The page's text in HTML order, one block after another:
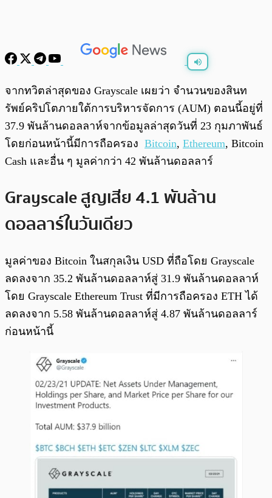
พร้อมเล่น /0:00
จากทวิตล่าสุดของ Grayscale เผยว่า จำนวนของสินท
รัพย์คริปโตภายใต้การบริหารจัดการ (AUM) ตอนนี้อยู่ที่
37.9 พันล้านดอลลาห์จากข้อมูลล่าสุดวันที่ 23 กุมภาพันธ์
โดยก่อนหน้านี้มีการถือครอง Bitcoin, Ethereum, Bitcoin
Cash และอื่น ๆ มูลค่ากว่า 42 พันล้านดอลลาร์
Grayscale สูญเสีย 4.1 พันล้าน
ดอลลาร์ในวันเดียว
มูลค่าของ Bitcoin ในสกุลเงิน USD ที่ถือโดย Grayscale
ลดลงจาก 35.2 พันล้านดอลลาห์สู่ 31.9 พันล้านดอลลาห์
โดย Grayscale Ethereum Trust ที่มีการถือครอง ETH ได้
ลดลงจาก 5.58 พันล้านดอลลาห์สู่ 4.87 พันล้านดอลลาร์
ก่อนหน้านี้